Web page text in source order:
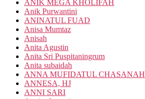
ANIK MEGA KHOLIFAH
Anik Purwantini
ANINATUL FUAD
Anisa Mumtaz
Anisah
Anita Agustin
Anita Sri Puspitaningrum
Anita subaidah
ANNA MUFIDATUL CHASANAH
ANNESA, HJ
ANNI SARI